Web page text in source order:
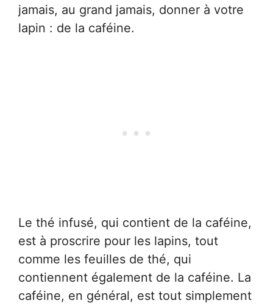
jamais, au grand jamais, donner à votre
lapin : de la caféine.
Le thé infusé, qui contient de la caféine,
est à proscrire pour les lapins, tout
comme les feuilles de thé, qui
contiennent également de la caféine. La
caféine, en général, est tout simplement